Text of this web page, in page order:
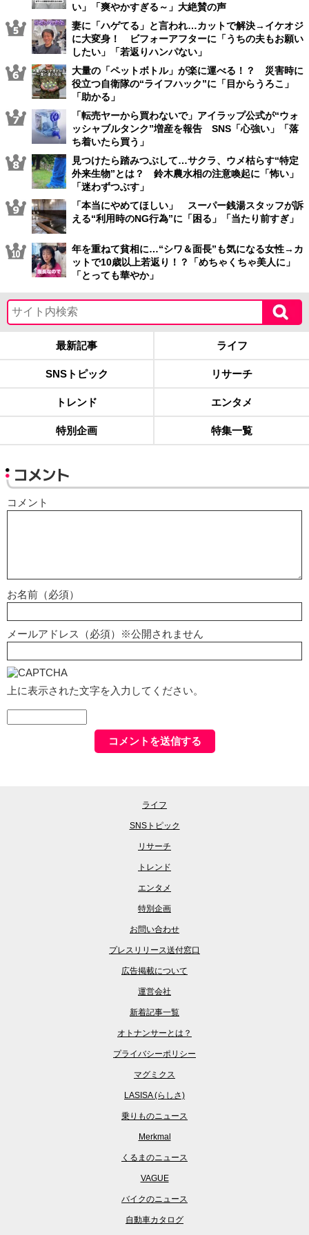
い」「爽やかすぎる～」大絶賛の声
妻に「ハゲてる」と言われ…カットで解決→イケオジ
に大変身！ ビフォーアフターに「うちの夫もお願い
したい」「若返りハンパない」
大量の「ペットボトル」が楽に運べる！？ 災害時に
役立つ自衛隊の“ライフハック”に「目からうろこ」
「助かる」
「転売ヤーから買わないで」アイラップ公式が“ウォ
ッシャブルタンク”増産を報告 SNS「心強い」「落
ち着いたら買う」
見つけたら踏みつぶして…サクラ、ウメ枯らす“特定
外来生物”とは？ 鈴木農水相の注意喚起に「怖い」
「迷わずつぶす」
「本当にやめてほしい」 スーパー銭湯スタッフが訴
える“利用時のNG行為”に「困る」「当たり前すぎ」
年を重ねて貧相に…“シワ＆面長”も気になる女性→カ
ットで10歳以上若返り！？「めちゃくちゃ美人に」
「とっても華やか」
最新記事 ライフ
SNSトピック リサーチ
トレンド エンタメ
特別企画 特集一覧
コメント
コメント
お名前（必須）
メールアドレス（必須）※公開されません
上に表示された文字を入力してください。
ライフ
SNSトピック
リサーチ
トレンド
エンタメ
特別企画
お問い合わせ
プレスリリース送付窓口
広告掲載について
運営会社
新着記事一覧
オトナンサーとは？
プライバシーポリシー
マグミクス
LASISA (らしさ)
乗りものニュース
Merkmal
くるまのニュース
VAGUE
バイクのニュース
自動車カタログ